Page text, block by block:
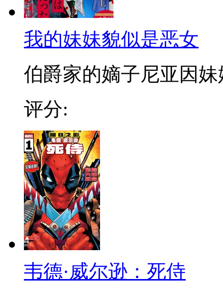
我的妹妹貌似是恶女
伯爵家的嫡子尼亚因妹
评分:
韦德·威尔逊：死侍